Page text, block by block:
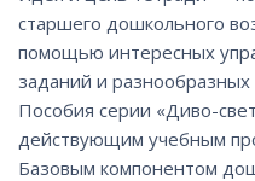
старшего дошкольного
помощью интересных
заданий и разнообразных
Пособия серии «Диво-
действующим учебным
Базовым компонентом